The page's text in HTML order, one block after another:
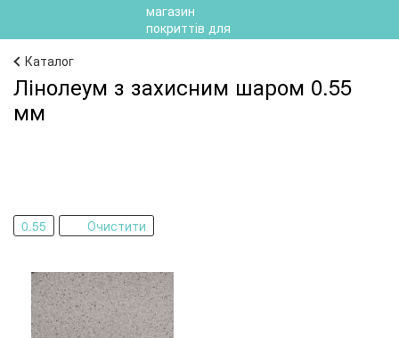
Каталог
Лінолеум з захисним шаром 0.55
мм
0.55 Очистити